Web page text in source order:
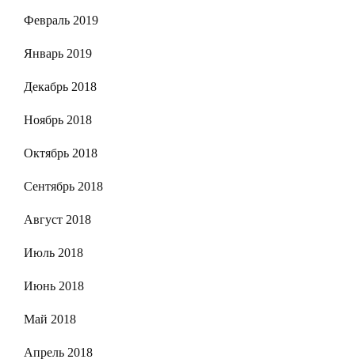
Февраль 2019
Январь 2019
Декабрь 2018
Ноябрь 2018
Октябрь 2018
Сентябрь 2018
Август 2018
Июль 2018
Июнь 2018
Май 2018
Апрель 2018